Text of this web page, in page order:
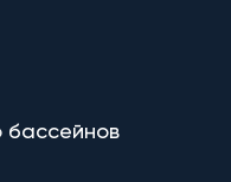
бассейнов